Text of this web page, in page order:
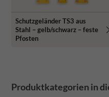
Schutzgeländer TS3 aus
Stahl – gelb/schwarz – feste
Pfosten
Produktkategorien in